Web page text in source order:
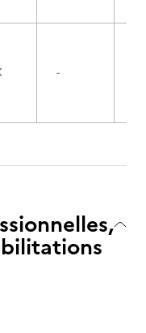
-